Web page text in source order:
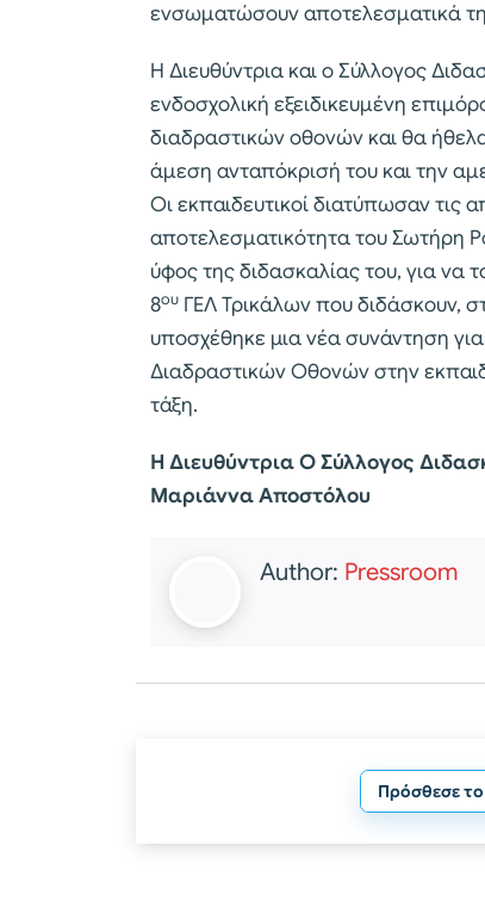
ενσωματώσουν αποτελεσματικά
Η Διευθύντρια και ο Σύλλογος
ενδοσχολική εξειδικευμένη
διαδραστικών οθονών και θα
άμεση ανταπόκρισή του και την
Οι εκπαιδευτικοί διατύπωσαν τις
αποτελεσματικότητα του Σωτήρη
ύφος της διδασκαλίας του, για
8ου ΓΕΛ Τρικάλων που διδάσκουν,
υποσχέθηκε μια νέα συνάντηση
Διαδραστικών Οθονών στην
τάξη.
Η Διευθύντρια Ο Σύλλογος
Μαριάννα Αποστόλου
Author: Pressroom
Πρόσθεσε